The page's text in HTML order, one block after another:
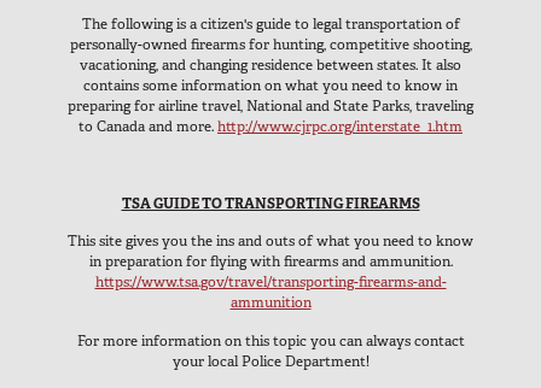
Comercial
TIEMPO LIBRE
En el campo
En movimiento
Por tierra
Recreación al aire libre
The following is a citizen's guide to legal transportation of
personally-owned firearms for hunting, competitive shooting,
vacationing, and changing residence between states. It also
contains some information on what you need to know in
preparing for airline travel, National and State Parks, traveling
to Canada and more.http://www.cjrpc.org/interstate_1.htm
TSA GUIDE TO TRANSPORTING FIREARMS
This site gives you the ins and outs of what you need to know
in preparation for flying with firearms and ammunition.
https://www.tsa.gov/travel/transporting-firearms-and-
ammunition
For more information on this topic you can always contact
your local Police Department!